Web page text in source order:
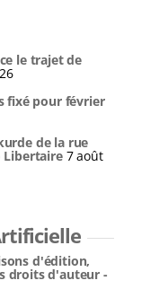
le trajet de
fixé pour février
de la rue
Libertaire 7 août
d'édition,
droits d'auteur -